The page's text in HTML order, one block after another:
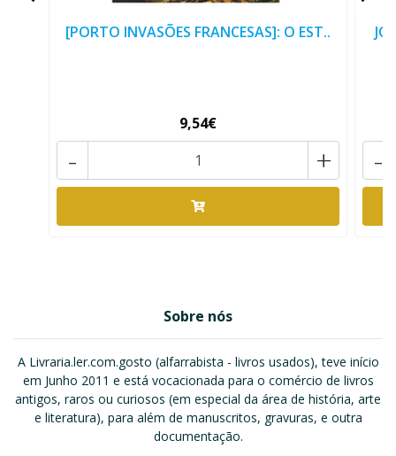
[PORTO INVASÕES FRANCESAS]: O EST..
9,54€
+
- -
Sobre nós
A Livraria.ler.com.gosto (alfarrabista - livros usados), teve início
em Junho 2011 e está vocacionada para o comércio de livros
antigos, raros ou curiosos (em especial da área de história, arte
e literatura), para além de manuscritos, gravuras, e outra
documentação.